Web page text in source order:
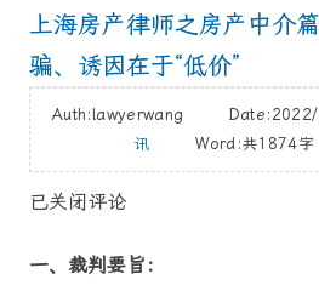
上海房产律师之房产中介
骗、诱因在于“低价”
Auth:lawyerwang
讯 Word:共1874字
已关闭评论
一、裁判要旨：